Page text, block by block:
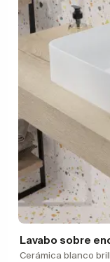
Lavabo sobre
Cerámica blanco